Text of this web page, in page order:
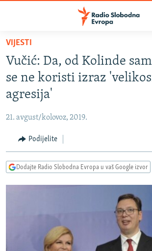
Pređite
glavni
sadržaj
na
glavnu
navigaciju
Pređite
na
pretragu
BOSNA I HERCEGOVINA
CRNA GORA
VIZUELNO
RAT U UKRAJINI
ISPRIČAJ MI
DNEVNO@RSE
VIJESTI
Vučić: Da, od Kolinde
se ne koristi izraz
agresija'
21. avgust/kolovoz, 2019.
Podijelite
Dodajte Radio Slobodna Evropa u vaš Google izvor